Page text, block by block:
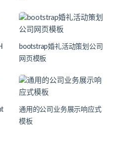
bootstrap婚礼活动策划公司
网页模板
通用的公司业务展示响应式
模板